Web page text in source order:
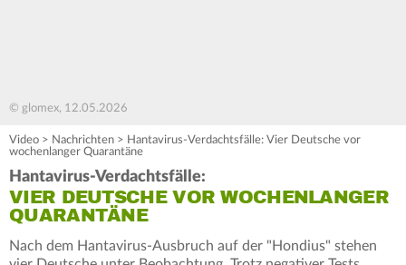
© glomex, 12.05.2026
Video > Nachrichten > Hantavirus-Verdachtsfälle: Vier Deutsche vor
wochenlanger Quarantäne
Hantavirus-Verdachtsfälle:
VIER DEUTSCHE VOR WOCHENLANGER
QUARANTÄNE
Nach dem Hantavirus-Ausbruch auf der "Hondius" stehen